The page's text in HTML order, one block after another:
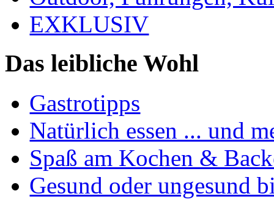
EXKLUSIV
Das leibliche Wohl
Gastrotipps
Natürlich essen ... und
Spaß am Kochen &
Gesund oder ungesund